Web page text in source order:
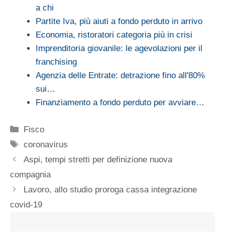
a chi
Partite Iva, più aiuti a fondo perduto in arrivo
Economia, ristoratori categoria più in crisi
Imprenditoria giovanile: le agevolazioni per il
franchising
Agenzia delle Entrate: detrazione fino all'80%
sui…
Finanziamento a fondo perduto per avviare…
Categorie
Fisco
Tag
coronavirus
Aspi, tempi stretti per definizione nuova
compagnia
Lavoro, allo studio proroga cassa integrazione
covid-19